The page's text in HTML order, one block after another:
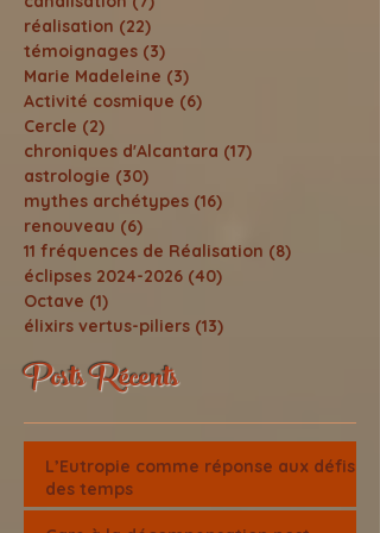
réalisation (22)
témoignages (3)
Marie Madeleine (3)
Activité cosmique (6)
Cercle (2)
chroniques d'Alcantara (17)
astrologie (30)
mythes archétypes (16)
renouveau (6)
11 fréquences de Réalisation (8)
éclipses 2024-2026 (40)
Octave (1)
élixirs vertus-piliers (13)
Posts Récents
L’Eutropie comme réponse aux défis
des temps